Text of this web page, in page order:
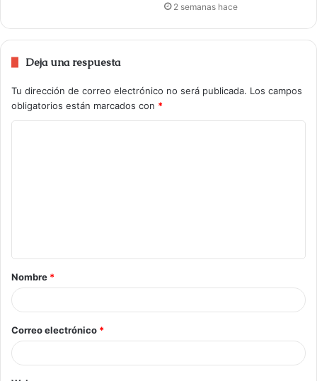
2 semanas hace
Deja una respuesta
Tu dirección de correo electrónico no será publicada. Los campos
obligatorios están marcados con *
Nombre *
Correo electrónico *